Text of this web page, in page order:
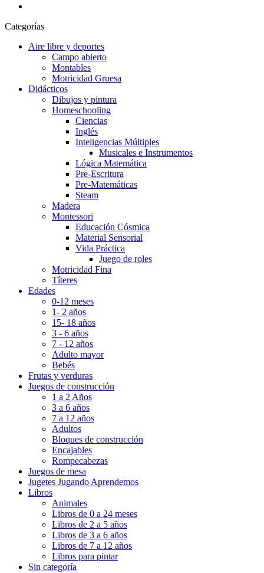
Categorías
Aire libre y deportes
Campo abierto
Montables
Motricidad Gruesa
Didácticos
Dibujos y pintura
Homeschooling
Ciencias
Inglés
Inteligencias Múltiples
Musicales e Instrumentos
Lógica Matemática
Pre-Escritura
Pre-Matemáticas
Steam
Madera
Montessori
Educación Cósmica
Material Sensorial
Vida Práctica
Juego de roles
Motricidad Fina
Títeres
Edades
0-12 meses
1- 2 años
15- 18 años
3 - 6 años
7 - 12 años
Adulto mayor
Bebés
Frutas y verduras
Juegos de construcción
1 a 2 Años
3 a 6 años
7 a 12 años
Adultos
Bloques de construcción
Encajables
Rompecabezas
Juegos de mesa
Jugetes Jugando Aprendemos
Libros
Animales
Libros de 0 a 24 meses
Libros de 2 a 5 años
Libros de 3 a 6 años
Libros de 7 a 12 años
Libros para pintar
Sin categoría